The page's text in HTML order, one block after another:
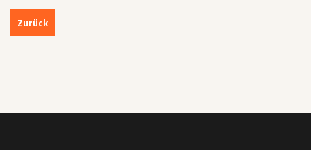
Zurück